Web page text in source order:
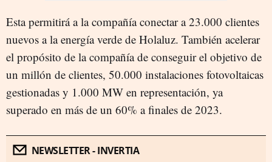
Esta permitirá a la compañía conectar a 23.000 clientes
nuevos a la energía verde de Holaluz. También acelerar
el propósito de la compañía de conseguir el objetivo de
un millón de clientes, 50.000 instalaciones fotovoltaicas
gestionadas y 1.000 MW en representación, ya
superado en más de un 60% a finales de 2023.
NEWSLETTER - INVERTIA